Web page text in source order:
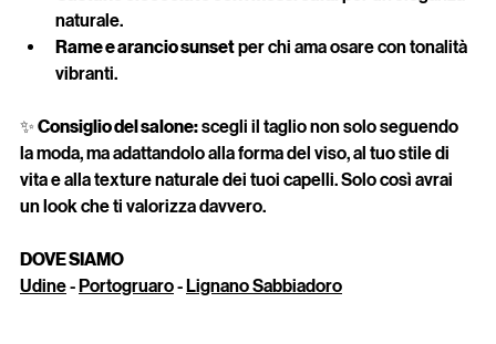
Castano cioccolato con riflessi caldi
naturale.
Rame e arancio sunset
✨ Consiglio del salone: scegli il taglio non solo seguendo
la moda, ma adattandolo alla forma del viso, al tuo stile di
vita e alla texture naturale dei tuoi capelli. Solo così avrai
DOVE SIAMO